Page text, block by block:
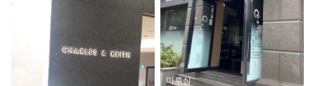
마루심